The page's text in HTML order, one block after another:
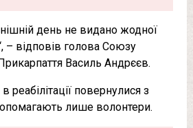
день не видано жодної
– відповів голова Союзу
Василь Андрєєв.
реабілітації повернулися з
лише волонтери.